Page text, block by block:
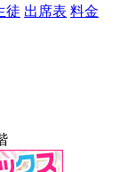
徒 出席表 料金